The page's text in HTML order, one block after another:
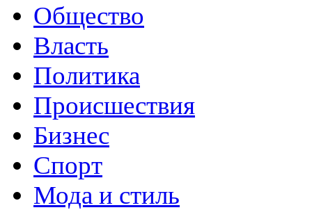
Общество
Власть
Политика
Происшествия
Бизнес
Спорт
Мода и стиль